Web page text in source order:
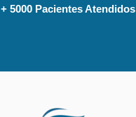
+ 5000 Pacientes Atendidos